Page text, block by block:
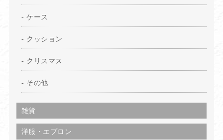
ケース
クッション
クリスマス
その他
雑貨
洋服・エプロン